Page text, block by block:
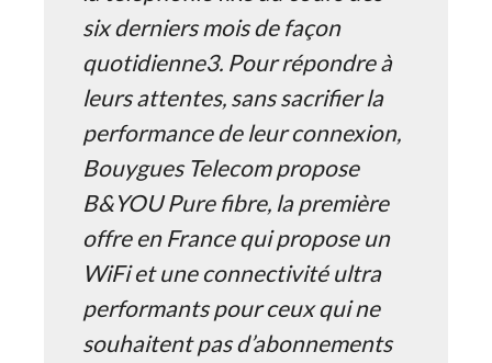
six derniers mois de façon
quotidienne3. Pour répondre à
leurs attentes, sans sacrifier la
performance de leur connexion,
Bouygues Telecom propose
B&YOU Pure fibre, la première
offre en France qui propose un
WiFi et une connectivité ultra
performants pour ceux qui ne
souhaitent pas d’abonnements